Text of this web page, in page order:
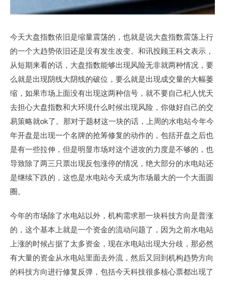
今天大盘指数依旧是缩量震荡的，也就是说大盘指数震荡上行
的一个大趋势依旧还是没有发生改变。和讯投顾王科文表示，
从短期来看的话，大盘指数能够出现风险无非就两种情况，要
么就是出现阴线大阴线的破位，要么就是出现成交量的大幅萎
缩，如果市场上面没有出现这两种信号，就不要自己杞人忧天
去担心大盘指数和大环境什么时候出现风险，你做好自己的交
易策略就ok了。那对于题材这一块的话，上周的水电站今年今
年开盘是出现一个名牌的抢筹修复的动作的，包括开盘之后也
是有一些拉伸，但是明显市场对这个进攻的力度是不够的，也
导致除了两三只票出现反包涨停的情况，绝大部分的水电站还
是继续下跌的，这也是水电站今天成为市场最大的一个大面圆
圈。
今年的市场除了水电站以外，机构需求那一块科技方向是普涨
的，这个基本上就是一个资金的流动问题了，因为之前水电站
上涨的时候占据了太多资金，现在水电站出现大分歧，那必然
有大量的资金从水电站里面去外流，然后又回到机构趋势方向
的科技方向进行修复反弹，包括今天科技很多核心票都出现了